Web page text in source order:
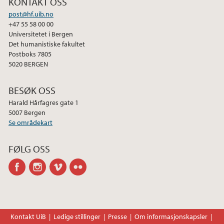
post@hf.uib.no
+47 55 58 00 00
Universitetet i Bergen
Det humanistiske fakultet
Postboks 7805
5020 BERGEN
BESØK OSS
Harald Hårfagres gate 1
5007 Bergen
Se områdekart
FØLG OSS
facebookinstagram
vimeo
Kontakt UiB Ledige stillinger Presse Om informasjonskapsler